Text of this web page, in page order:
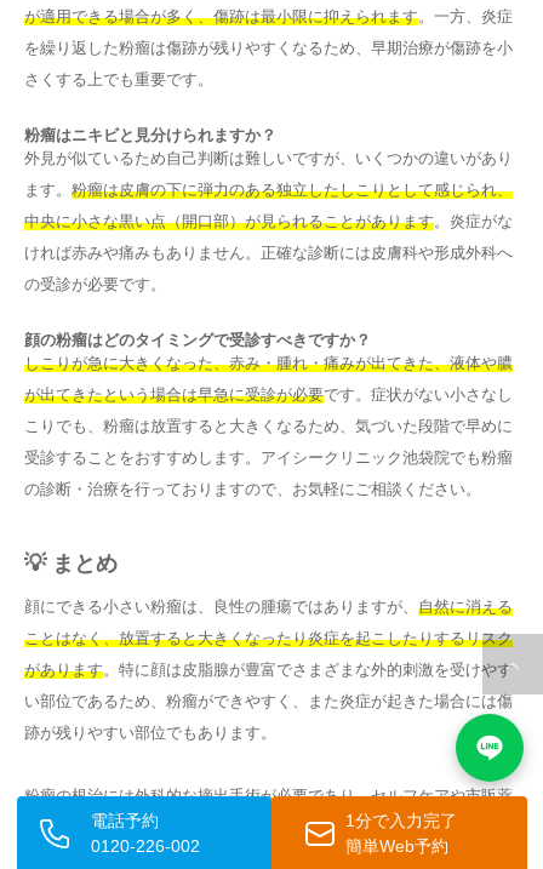
が適用できる場合が多く、傷跡は最小限に抑えられます。一方、炎症
を繰り返した粉瘤は傷跡が残りやすくなるため、早期治療が傷跡を小
さくする上でも重要です。
粉瘤はニキビと見分けられますか？
外見が似ているため自己判断は難しいですが、いくつかの違いがあり
ます。 粉瘤は皮膚の下に弾力のある独立したしこりとして感じられ、
中央に小さな黒い点（開口部）が見られることがあります。炎症がな
ければ赤みや痛みもありません。正確な診断には皮膚科や形成外科へ
の受診が必要です。
顔の粉瘤はどのタイミングで受診すべきですか？
しこりが急に大きくなった、赤み・腫れ・痛みが出てきた、液体や膿
が出てきたという場合は早急に受診が必要です。症状がない小さなし
こりでも、粉瘤は放置すると大きくなるため、気づいた段階で早めに
受診することをおすすめします。アイシークリニック池袋院でも粉瘤
の診断・治療を行っておりますので、お気軽にご相談ください。
💡 まとめ
顔にできる小さい粉瘤は、良性の腫瘍ではありますが、 自然に消える
ことはなく、放置すると大きくなったり炎症を起こしたりするリスク
があります。特に顔は皮脂腺が豊富でさまざまな外的刺激を受けやす
い部位であるため、粉瘤ができやすく、また炎症が起きた場合には傷
跡が残りやすい部位でもあります。
粉瘤の根治には外科的な摘出手術が必要であり、セルフケアや市販薬
で治すことはできません
。自分でつぶしたり押し出そうとする行為は
炎症を引き起こす危険があるため、絶対に避けてください。
電話予約
0120-226-002
1分で入力完了
簡単Web予約